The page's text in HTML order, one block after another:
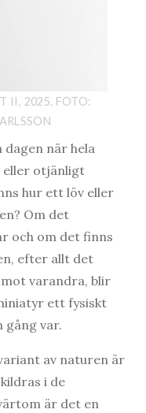
II, 2025. FOTO:
när hela
eller otjänligt
hur ett löv eller
Om det
och om det finns
efter allt det
varandra, blir
ett fysiskt
gång var.
av naturen är
i de
är det en